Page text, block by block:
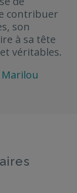
contribuer
son
à sa tête
véritables.